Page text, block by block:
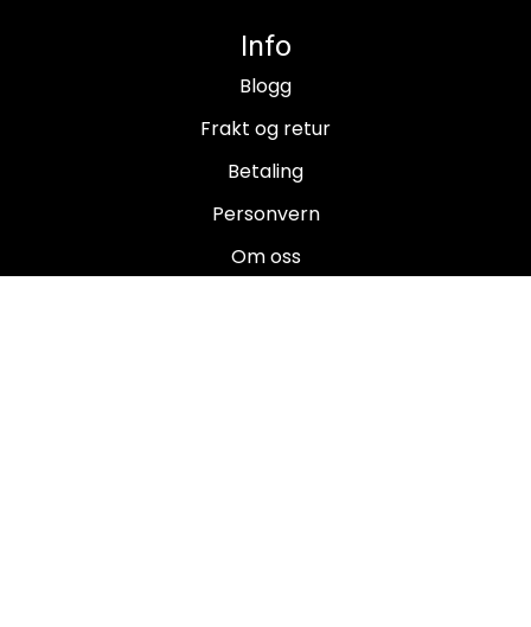
Info
Blogg
Frakt og retur
Betaling
Personvern
Om oss